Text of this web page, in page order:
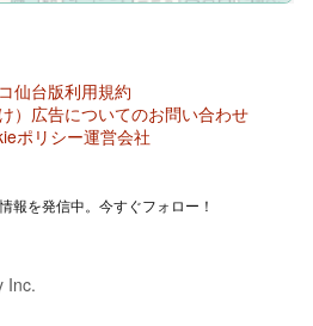
仙台版利用規約
） 広告についてのお問い合わせ
ポリシー運営会社
報を発信中。今すぐフォロー！
Inc.